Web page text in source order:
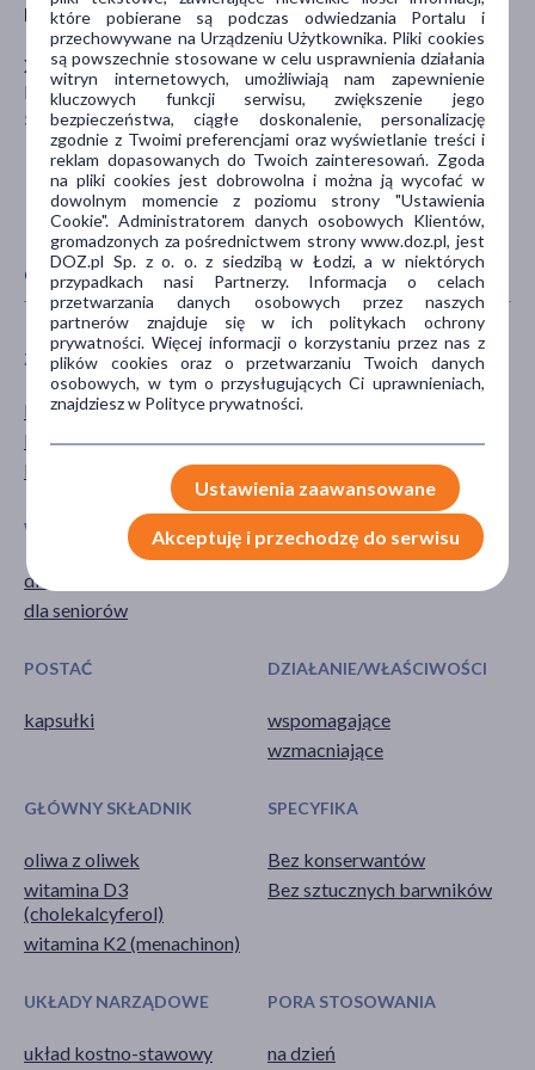
Producent
XENICO PHARMA
Białowieska 91
54-234 Wrocław
CECHY PRODUKTU
ZALECENIA ŻYWIENIOWE
Bez dodatku cukru
Bez glutenu
Bez laktozy
PŁEĆ
Mężczyzna
Kobieta
WIEK
dla dorosłych
dla seniorów
TYP PRODUKTU
POSTAĆ
kapsułki
DZIAŁANIE/WŁAŚCIWOŚCI
wspomagające
wzmacniające
GŁÓWNY SKŁADNIK
oliwa z oliwek
witamina D3
(cholekalcyferol)
witamina K2 (menachinon)
SPECYFIKA
Bez konserwantów
Bez sztucznych barwników
UKŁADY NARZĄDOWE
układ kostno-stawowy
PORA STOSOWANIA
na dzień
które pobierane są podczas odwiedzania Portalu i
przechowywane na Urządzeniu Użytkownika. Pliki cookies
są powszechnie stosowane w celu usprawnienia działania
witryn internetowych, umożliwiają nam zapewnienie
kluczowych funkcji serwisu, zwiększenie jego
bezpieczeństwa, ciągłe doskonalenie, personalizację
zgodnie z Twoimi preferencjami oraz wyświetlanie treści i
reklam dopasowanych do Twoich zainteresowań. Zgoda
na pliki cookies jest dobrowolna i można ją wycofać w
dowolnym momencie z poziomu strony "Ustawienia
Cookie". Administratorem danych osobowych Klientów,
gromadzonych za pośrednictwem strony www.doz.pl, jest
DOZ.pl Sp. z o. o. z siedzibą w Łodzi, a w niektórych
przypadkach nasi Partnerzy. Informacja o celach
przetwarzania danych osobowych przez naszych
partnerów znajduje się w ich politykach ochrony
prywatności. Więcej informacji o korzystaniu przez nas z
plików cookies oraz o przetwarzaniu Twoich danych
osobowych, w tym o przysługujących Ci uprawnieniach,
znajdziesz w Polityce prywatności.
Ustawienia zaawansowane
Akceptuję i przechodzę do serwisu